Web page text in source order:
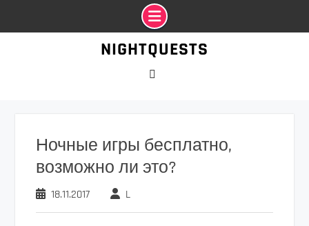
NIGHTQUESTS
Ночные игры бесплатно,
возможно ли это?
18.11.2017 L